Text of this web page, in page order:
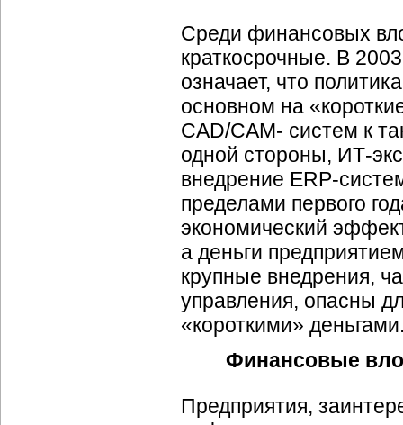
Среди финансовых
краткосрочные. В
означает, что
основном на
CAD/CAM- систем к
одной стороны, ИТ-
внедрение ERP-
пределами первого
экономический
а деньги
крупные внедрения,
управления, опасны
«короткими»
Финансовые
Предприятия,